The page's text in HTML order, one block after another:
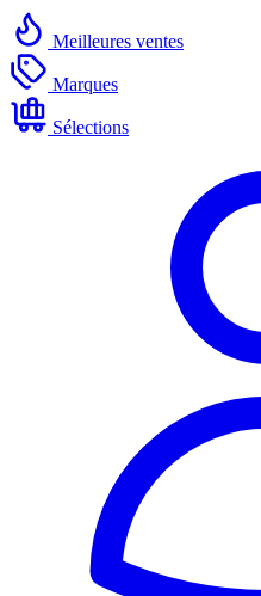
Meilleures ventes
Marques
Sélections